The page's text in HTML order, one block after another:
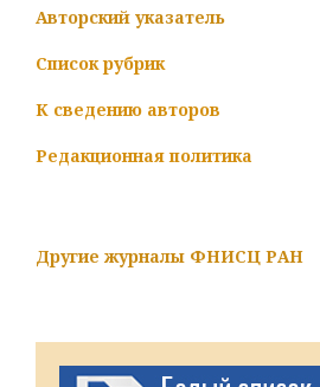
Авторский указатель
Список рубрик
К сведению авторов
Редакционная политика
Другие журналы ФНИСЦ РАН